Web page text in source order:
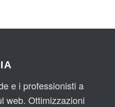
e i professionisti a
web. Ottimizzazioni